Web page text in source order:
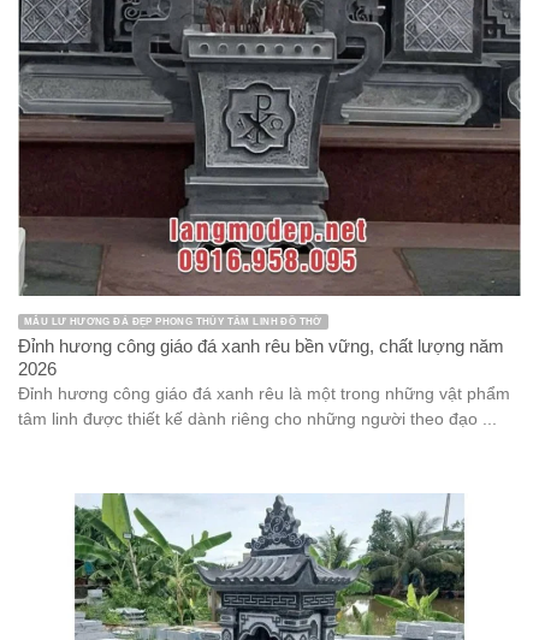
MẪU LƯ HƯƠNG ĐÁ ĐẸP PHONG THỦY TÂM LINH ĐỒ THỜ
Đỉnh hương công giáo đá xanh rêu bền vững, chất lượng năm
2026
Đỉnh hương công giáo đá xanh rêu là một trong những vật phẩm
tâm linh được thiết kế dành riêng cho những người theo đạo ...